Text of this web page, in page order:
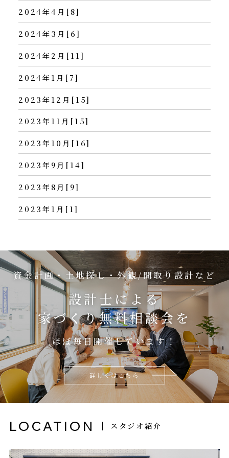
2024年4月[8]
2024年3月[6]
2024年2月[11]
2024年1月[7]
2023年12月[15]
2023年11月[15]
2023年10月[16]
2023年9月[14]
2023年8月[9]
2023年1月[1]
資金計画・土地探し・外観/間取り設計など
設計士による
家づくり無料相談会を
ほぼ毎日開催しています！
詳しくはこちら
LOCATION スタジオ紹介